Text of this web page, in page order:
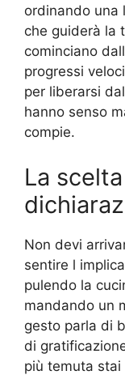
ordinando una
che guiderà la
cominciano
progressi
per liberarsi
hanno senso
compie.
La
Non devi
sentire l
pulendo la
mandando un
gesto parla di
di
più temuta